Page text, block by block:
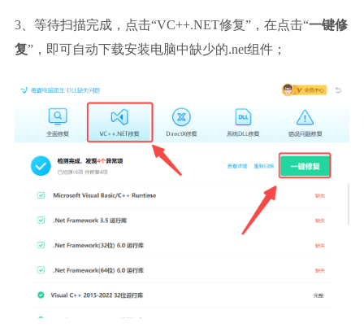
3、等待扫描完成，点击“VC++.NET修复”，在点击“一键修
复”，即可自动下载安装电脑中缺少的.net组件；